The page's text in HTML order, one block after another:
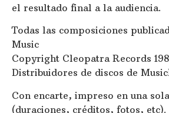
el resultado final a la audiencia.
Todas las composiciones
Music
Copyright Cleopatra Records
Distribuidores de discos de
Con encarte, impreso en una
(duraciones, créditos, fotos, etc).